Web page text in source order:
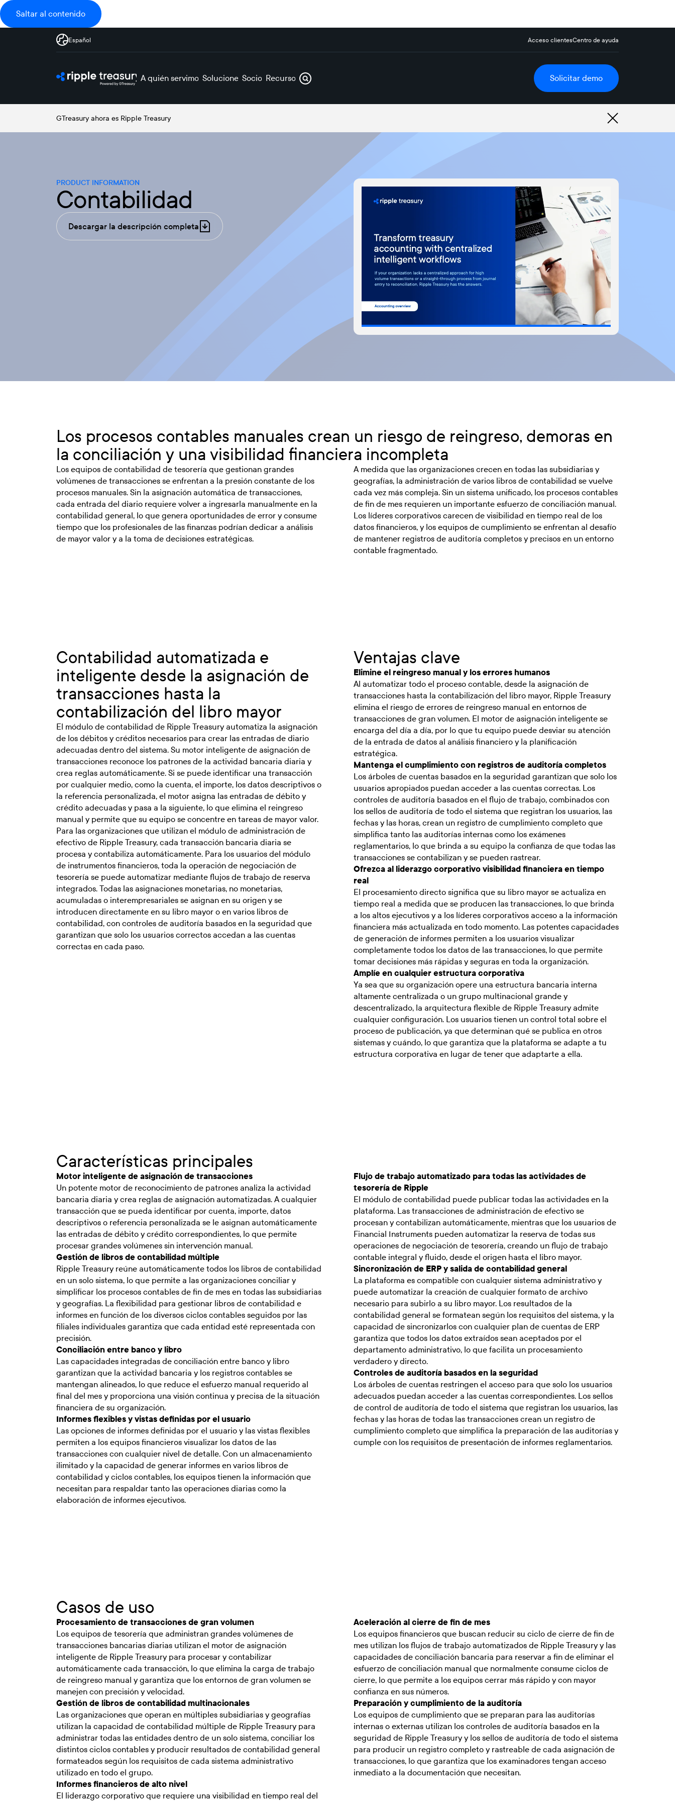
Saltar al contenido
Español Acceso clientesCentro de ayuda
A quién servimos Soluciones Socios Recursos Solicitar demo
GTreasury ahora es Ripple Treasury
PRODUCT INFORMATION
Contabilidad
Descargar la descripción completa
Los procesos contables manuales crean un riesgo de reingreso, demoras en
la conciliación y una visibilidad financiera incompleta
Los equipos de contabilidad de tesorería que gestionan grandes
volúmenes de transacciones se enfrentan a la presión constante de los
procesos manuales. Sin la asignación automática de transacciones,
cada entrada del diario requiere volver a ingresarla manualmente en la
contabilidad general, lo que genera oportunidades de error y consume
tiempo que los profesionales de las finanzas podrían dedicar a análisis
de mayor valor y a la toma de decisiones estratégicas.
A medida que las organizaciones crecen en todas las subsidiarias y
geografías, la administración de varios libros de contabilidad se vuelve
cada vez más compleja. Sin un sistema unificado, los procesos contables
de fin de mes requieren un importante esfuerzo de conciliación manual.
Los líderes corporativos carecen de visibilidad en tiempo real de los
datos financieros, y los equipos de cumplimiento se enfrentan al desafío
de mantener registros de auditoría completos y precisos en un entorno
contable fragmentado.
Contabilidad automatizada e
inteligente desde la asignación de
transacciones hasta la
contabilización del libro mayor
El módulo de contabilidad de Ripple Treasury automatiza la asignación
de los débitos y créditos necesarios para crear las entradas de diario
adecuadas dentro del sistema. Su motor inteligente de asignación de
transacciones reconoce los patrones de la actividad bancaria diaria y
crea reglas automáticamente. Si se puede identificar una transacción
por cualquier medio, como la cuenta, el importe, los datos descriptivos o
la referencia personalizada, el motor asigna las entradas de débito y
crédito adecuadas y pasa a la siguiente, lo que elimina el reingreso
manual y permite que su equipo se concentre en tareas de mayor valor.
Para las organizaciones que utilizan el módulo de administración de
efectivo de Ripple Treasury, cada transacción bancaria diaria se
procesa y contabiliza automáticamente. Para los usuarios del módulo
de instrumentos financieros, toda la operación de negociación de
tesorería se puede automatizar mediante flujos de trabajo de reserva
integrados. Todas las asignaciones monetarias, no monetarias,
acumuladas o interempresariales se asignan en su origen y se
introducen directamente en su libro mayor o en varios libros de
contabilidad, con controles de auditoría basados en la seguridad que
garantizan que solo los usuarios correctos accedan a las cuentas
correctas en cada paso.
Ventajas clave
Elimine el reingreso manual y los errores humanos
Al automatizar todo el proceso contable, desde la asignación de
transacciones hasta la contabilización del libro mayor, Ripple Treasury
elimina el riesgo de errores de reingreso manual en entornos de
transacciones de gran volumen. El motor de asignación inteligente se
encarga del día a día, por lo que tu equipo puede desviar su atención
de la entrada de datos al análisis financiero y la planificación
estratégica.
Mantenga el cumplimiento con registros de auditoría completos
Los árboles de cuentas basados en la seguridad garantizan que solo los
usuarios apropiados puedan acceder a las cuentas correctas. Los
controles de auditoría basados en el flujo de trabajo, combinados con
los sellos de auditoría de todo el sistema que registran los usuarios, las
fechas y las horas, crean un registro de cumplimiento completo que
simplifica tanto las auditorías internas como los exámenes
reglamentarios, lo que brinda a su equipo la confianza de que todas las
transacciones se contabilizan y se pueden rastrear.
Ofrezca al liderazgo corporativo visibilidad financiera en tiempo
real
El procesamiento directo significa que su libro mayor se actualiza en
tiempo real a medida que se producen las transacciones, lo que brinda
a los altos ejecutivos y a los líderes corporativos acceso a la información
financiera más actualizada en todo momento. Las potentes capacidades
de generación de informes permiten a los usuarios visualizar
completamente todos los datos de las transacciones, lo que permite
tomar decisiones más rápidas y seguras en toda la organización.
Amplíe en cualquier estructura corporativa
Ya sea que su organización opere una estructura bancaria interna
altamente centralizada o un grupo multinacional grande y
descentralizado, la arquitectura flexible de Ripple Treasury admite
cualquier configuración. Los usuarios tienen un control total sobre el
proceso de publicación, ya que determinan qué se publica en otros
sistemas y cuándo, lo que garantiza que la plataforma se adapte a tu
estructura corporativa en lugar de tener que adaptarte a ella.
Características principales
Motor inteligente de asignación de transacciones
Un potente motor de reconocimiento de patrones analiza la actividad
bancaria diaria y crea reglas de asignación automatizadas. A cualquier
transacción que se pueda identificar por cuenta, importe, datos
descriptivos o referencia personalizada se le asignan automáticamente
las entradas de débito y crédito correspondientes, lo que permite
procesar grandes volúmenes sin intervención manual.
Gestión de libros de contabilidad múltiple
Ripple Treasury reúne automáticamente todos los libros de contabilidad
en un solo sistema, lo que permite a las organizaciones conciliar y
simplificar los procesos contables de fin de mes en todas las subsidiarias
y geografías. La flexibilidad para gestionar libros de contabilidad e
informes en función de los diversos ciclos contables seguidos por las
filiales individuales garantiza que cada entidad esté representada con
precisión.
Conciliación entre banco y libro
Las capacidades integradas de conciliación entre banco y libro
garantizan que la actividad bancaria y los registros contables se
mantengan alineados, lo que reduce el esfuerzo manual requerido al
final del mes y proporciona una visión continua y precisa de la situación
financiera de su organización.
Informes flexibles y vistas definidas por el usuario
Las opciones de informes definidas por el usuario y las vistas flexibles
permiten a los equipos financieros visualizar los datos de las
transacciones con cualquier nivel de detalle. Con un almacenamiento
ilimitado y la capacidad de generar informes en varios libros de
contabilidad y ciclos contables, los equipos tienen la información que
necesitan para respaldar tanto las operaciones diarias como la
elaboración de informes ejecutivos.
Flujo de trabajo automatizado para todas las actividades de
tesorería de Ripple
El módulo de contabilidad puede publicar todas las actividades en la
plataforma. Las transacciones de administración de efectivo se
procesan y contabilizan automáticamente, mientras que los usuarios de
Financial Instruments pueden automatizar la reserva de todas sus
operaciones de negociación de tesorería, creando un flujo de trabajo
contable integral y fluido, desde el origen hasta el libro mayor.
Sincronización de ERP y salida de contabilidad general
La plataforma es compatible con cualquier sistema administrativo y
puede automatizar la creación de cualquier formato de archivo
necesario para subirlo a su libro mayor. Los resultados de la
contabilidad general se formatean según los requisitos del sistema, y la
capacidad de sincronizarlos con cualquier plan de cuentas de ERP
garantiza que todos los datos extraídos sean aceptados por el
departamento administrativo, lo que facilita un procesamiento
verdadero y directo.
Controles de auditoría basados en la seguridad
Los árboles de cuentas restringen el acceso para que solo los usuarios
adecuados puedan acceder a las cuentas correspondientes. Los sellos
de control de auditoría de todo el sistema que registran los usuarios, las
fechas y las horas de todas las transacciones crean un registro de
cumplimiento completo que simplifica la preparación de las auditorías y
cumple con los requisitos de presentación de informes reglamentarios.
Casos de uso
Procesamiento de transacciones de gran volumen
Los equipos de tesorería que administran grandes volúmenes de
transacciones bancarias diarias utilizan el motor de asignación
inteligente de Ripple Treasury para procesar y contabilizar
automáticamente cada transacción, lo que elimina la carga de trabajo
de reingreso manual y garantiza que los entornos de gran volumen se
manejen con precisión y velocidad.
Gestión de libros de contabilidad multinacionales
Las organizaciones que operan en múltiples subsidiarias y geografías
utilizan la capacidad de contabilidad múltiple de Ripple Treasury para
administrar todas las entidades dentro de un solo sistema, conciliar los
distintos ciclos contables y producir resultados de contabilidad general
formateados según los requisitos de cada sistema administrativo
utilizado en todo el grupo.
Informes financieros de alto nivel
El liderazgo corporativo que requiere una visibilidad en tiempo real del
Aceleración al cierre de fin de mes
Los equipos financieros que buscan reducir su ciclo de cierre de fin de
mes utilizan los flujos de trabajo automatizados de Ripple Treasury y las
capacidades de conciliación bancaria para reservar a fin de eliminar el
esfuerzo de conciliación manual que normalmente consume ciclos de
cierre, lo que permite a los equipos cerrar más rápido y con mayor
confianza en sus números.
Preparación y cumplimiento de la auditoría
Los equipos de cumplimiento que se preparan para las auditorías
internas o externas utilizan los controles de auditoría basados en la
seguridad de Ripple Treasury y los sellos de auditoría de todo el sistema
para producir un registro completo y rastreable de cada asignación de
transacciones, lo que garantiza que los examinadores tengan acceso
inmediato a la documentación que necesitan.